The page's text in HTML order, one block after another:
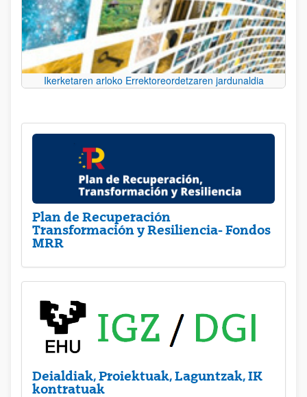
Ikerketaren arloko Errektoreordetzaren jardunaldia
Plan de Recuperación
Transformación y Resiliencia- Fondos
MRR
Deialdiak, Proiektuak, Laguntzak, IK
kontratuak